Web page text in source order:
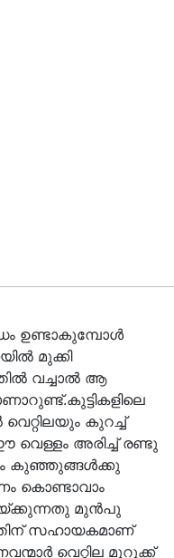
ഉണ്ടാകുമ്പോൾ
മുക്കി
വച്ചാൽ ആ
കുറച്ച്
വെള്ളം അരിച്ച് രണ്ടു
കുഞ്ഞുങ്ങൾക്കു
കൊണ്ടാവാം
മുൻപു
സഹായകമാണ്
വെറ്റില മുറുക്ക്